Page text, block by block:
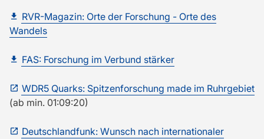
RVR-Magazin: Orte der Forschung - Orte des
Wandels
FAS: Forschung im Verbund stärker
WDR5 Quarks: Spitzenforschung made im Ruhrgebiet
(ab min. 01:09:20)
Deutschlandfunk: Wunsch nach internationaler